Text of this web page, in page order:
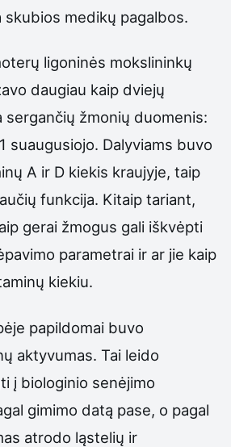
skubios medikų pagalbos.
ligoninės mokslininkų
daugiau kaip dviejų
žmonių duomenis:
suaugusiojo. Dalyviams buvo
A ir D kiekis kraujyje, taip
funkcija. Kitaip tariant,
gerai žmogus gali iškvėpti
parametrai ir ar jie kaip
kiekiu.
papildomai buvo
aktyvumas. Tai leido
į biologinio senėjimo
gimimo datą pase, o pagal
atrodo ląstelių ir